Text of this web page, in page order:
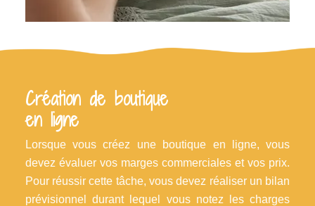
Création de boutique
en ligne
Lorsque vous créez une boutique en ligne, vous
devez évaluer vos marges commerciales et vos prix.
Pour réussir cette tâche, vous devez réaliser un bilan
prévisionnel durant lequel vous notez les charges